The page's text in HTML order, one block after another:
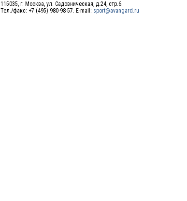
115035, г. Москва, ул. Садовническая, д.24, стр.6.
Тел./факс: +7 (495) 980-98-57. E-mail: sport@avangard.ru